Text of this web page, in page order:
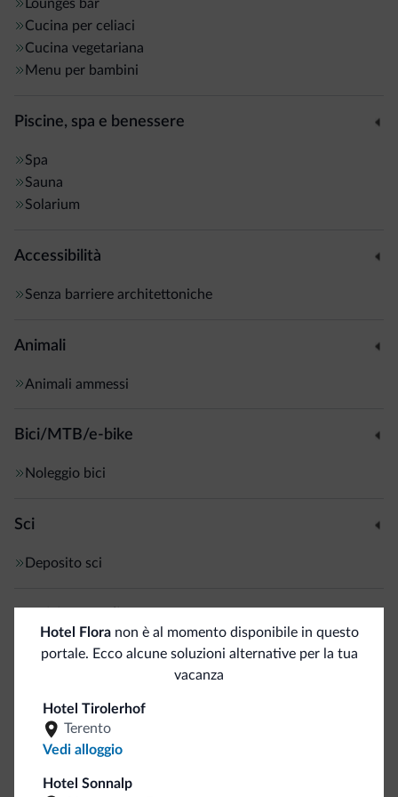
Lounges bar
Cucina per celiaci
Cucina vegetariana
Menu per bambini
Piscine, spa e benessere
Spa
Sauna
Solarium
Accessibilità
Senza barriere architettoniche
Animali
Animali ammessi
Bici/MTB/e-bike
Noleggio bici
Sci
Deposito sci
Aria condizionata
Business
Sala congressi
Hotel Floranon è al momento disponibile in questo
portale. Ecco alcune soluzioni alternative per la tua
vacanza
Hotel Tirolerhof
Terento
Vedi alloggio
Hotel Sonnalp